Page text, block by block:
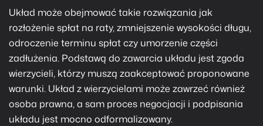
Układ może obejmować takie rozwiązania jak
rozłożenie spłat na raty, zmniejszenie wysokości długu,
odroczenie terminu spłat czy umorzenie części
zadłużenia. Podstawą do zawarcia układu jest zgoda
wierzycieli, którzy muszą zaakceptować proponowane
warunki. Układ z wierzycielami może zawrzeć również
osoba prawna, a sam proces negocjacji i podpisania
układu jest mocno odformalizowany.